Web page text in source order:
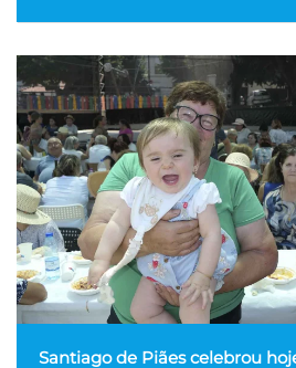
Santiago de Piães celebrou